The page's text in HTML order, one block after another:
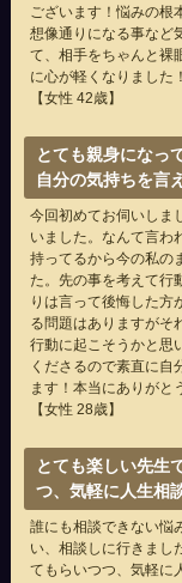
ございます！悩みの根
想像通りになる事など
て、相手をちゃんと裸
に心が軽くなりました
【女性 42歳】
とても親身になっ
自分の気持ちを言
今回初めてお伺いしま
いました。なんて言わ
持ってるから今の私の
た。先の事を考えて行
りは言って後悔した方
る問題はありますがそ
行動に起こそうかと思
くださるので素直に自
ます！本当にありがと
【女性 28歳】
とても楽しい先生
つ、気軽に人生相
誰にも相談できない悩
い、相談しに行きまし
てもらいつつ、気軽に